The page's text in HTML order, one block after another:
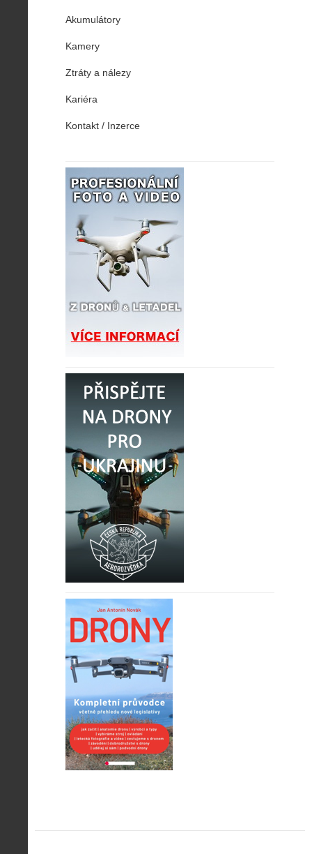
Akumulátory
Kamery
Ztráty a nálezy
Kariéra
Kontakt / Inzerce